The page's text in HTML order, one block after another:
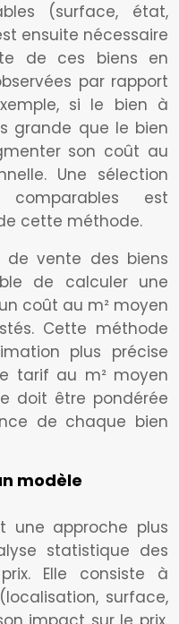
(surface, état,
ensuite nécessaire
de ces biens en
par rapport
si le bien à
grande que le bien
son coût au
Une sélection
est
cette méthode.
de vente des biens
de calculer une
coût au m² moyen
Cette méthode
plus précise
tarif au m² moyen
doit être pondérée
de chaque bien
modèle
une approche plus
statistique des
Elle consiste à
surface,